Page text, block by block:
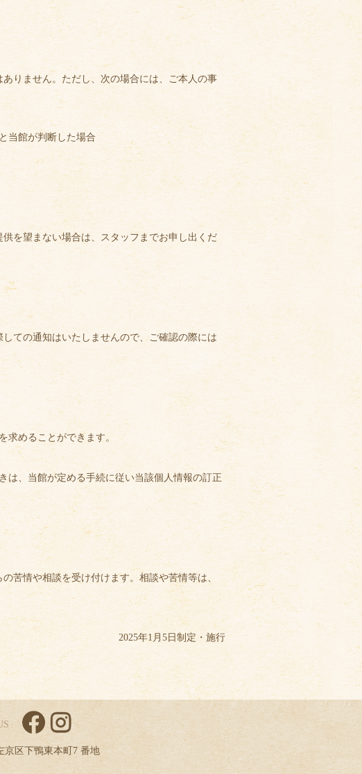
りません。ただし、次の場合には、ご本人の事
当館が判断した場合
を望まない場合は、スタッフまでお申し出くだ
ての通知はいたしませんので、ご確認の際には
求めることができます。
は、当館が定める手続に従い当該個人情報の訂正
苦情や相談を受け付けます。相談や苦情等は、
2025年1月5日制定・施行
区下鴨東本町7 番地